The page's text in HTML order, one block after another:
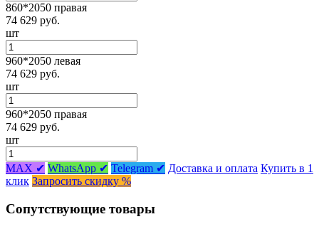
860*2050 правая
74 629 руб.
шт
960*2050 левая
74 629 руб.
шт
960*2050 правая
74 629 руб.
шт
MAX ✔ WhatsApp ✔ Telegram ✔ Доставка и оплата Купить в 1
клик Запросить скидку %
Сопутствующие товары